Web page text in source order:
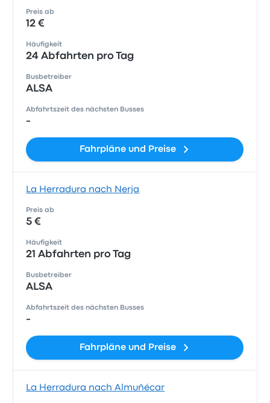
Preis ab
12 €
Häufigkeit
24 Abfahrten pro Tag
Busbetreiber
ALSA
Abfahrtszeit des nächsten Busses
-
Fahrpläne und Preise
La Herradura nach Nerja
Preis ab
5 €
Häufigkeit
21 Abfahrten pro Tag
Busbetreiber
ALSA
Abfahrtszeit des nächsten Busses
-
Fahrpläne und Preise
La Herradura nach Almuñécar